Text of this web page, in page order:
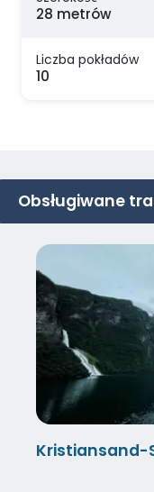
28 metrów
Liczba pokładów
10
Obsługiwane
Kristiansand-